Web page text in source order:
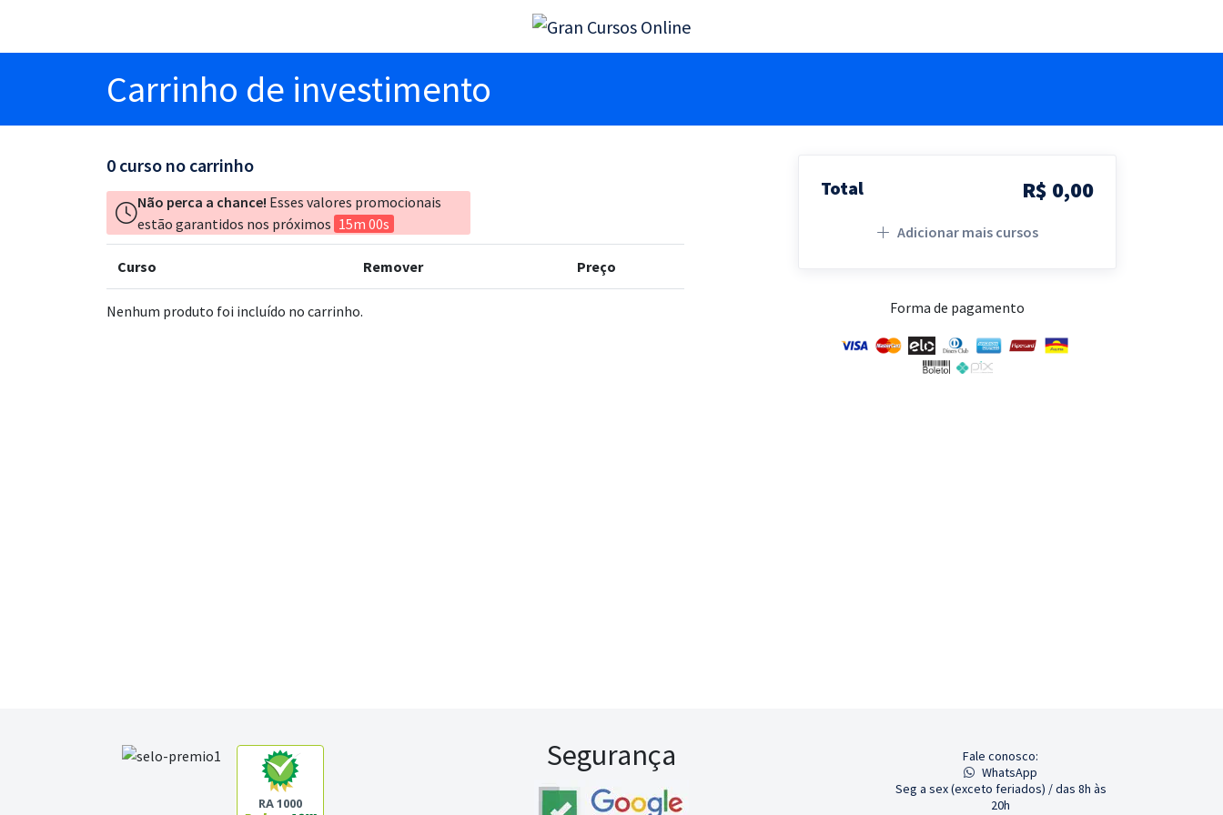
Carrinho de investimento
0 curso no carrinho
Não perca a chance! Esses valores promocionais
estão garantidos nos próximos 15m 00s
Curso Remover Preço
Nenhum produto foi incluído no carrinho.
Total R$ 0,00
Adicionar mais cursos
Forma de pagamento
RA 1000
Segurança
Fale conosco:
WhatsApp
Seg a sex (exceto feriados) / das 8h às
20h